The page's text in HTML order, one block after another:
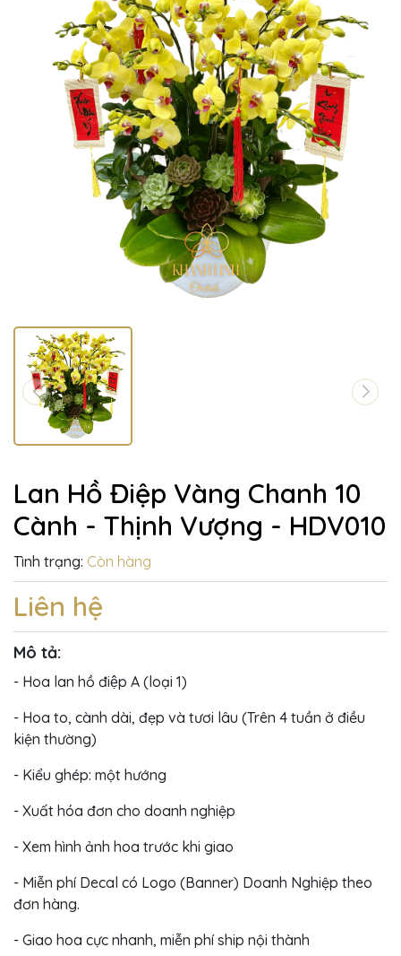
Lan Hồ Điệp Vàng Chanh 10
Cành - Thịnh Vượng - HDV010
Tình trạng: Còn hàng
Liên hệ
Mô tả:
- Hoa lan hồ điệp A (loại 1)
- Hoa to, cành dài, đẹp và tươi lâu (Trên 4 tuần ở điều
kiện thường)
- Kiểu ghép: một hướng
- Xuất hóa đơn cho doanh nghiệp
- Xem hình ảnh hoa trước khi giao
- Miễn phí Decal có Logo (Banner) Doanh Nghiệp theo
đơn hàng.
- Giao hoa cực nhanh, miễn phí ship nội thành